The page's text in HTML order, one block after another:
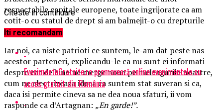
respectabile capitale europene, toate ingrijorate ca am
cotit-o cu statul de drept si am balmejit-o cu drepturile
omului.
Iar noi, ca niste patrioti ce suntem, le-am dat peste nas
acestor parteneri, explicandu-le ca nu sunt ei informati
despre cat de bine ne merge noua pe meleagurile noastre,
cum ne electrizeaza ideea ca suntem stat suveran si ca,
daca isi permite cineva sa ne dea noua sfaturi, ii vom
raspunde ca d’Artagnan: „En garde!”.
Citeste in continuare
Iti recomandam
EvenimenteGratuite.ro promovează online evenimentele cu
acces gratuit din România